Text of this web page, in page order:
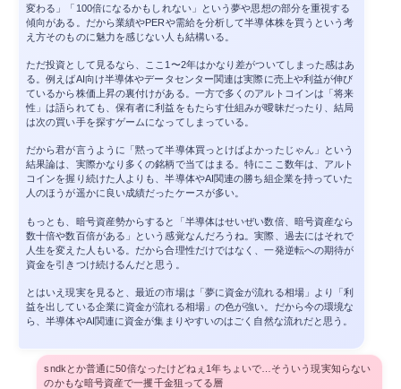
変わる」「100倍になるかもしれない」という夢や思想の部分を重視する
傾向がある。だから業績やPERや需給を分析して半導体株を買うという考
え方そのものに魅力を感じない人も結構いる。
ただ投資として見るなら、ここ1〜2年はかなり差がついてしまった感はあ
る。例えばAI向け半導体やデータセンター関連は実際に売上や利益が伸び
ているから株価上昇の裏付けがある。一方で多くのアルトコインは「将来
性」は語られても、保有者に利益をもたらす仕組みが曖昧だったり、結局
は次の買い手を探すゲームになってしまっている。
だから君が言うように「黙って半導体買っとけばよかったじゃん」という
結果論は、実際かなり多くの銘柄で当てはまる。特にここ数年は、アルト
コインを握り続けた人よりも、半導体やAI関連の勝ち組企業を持っていた
人のほうが遥かに良い成績だったケースが多い。
もっとも、暗号資産勢からすると「半導体はせいぜい数倍、暗号資産なら
数十倍や数百倍がある」という感覚なんだろうね。実際、過去にはそれで
人生を変えた人もいる。だから合理性だけではなく、一発逆転への期待が
資金を引きつけ続けるんだと思う。
とはいえ現実を見ると、最近の市場は「夢に資金が流れる相場」より「利
益を出している企業に資金が流れる相場」の色が強い。だから今の環境な
ら、半導体やAI関連に資金が集まりやすいのはごく自然な流れだと思う。
sndkとか普通に50倍なったけどねぇ1年ちょいで…そういう現実知らない
のかもな暗号資産で一攫千金狙ってる層